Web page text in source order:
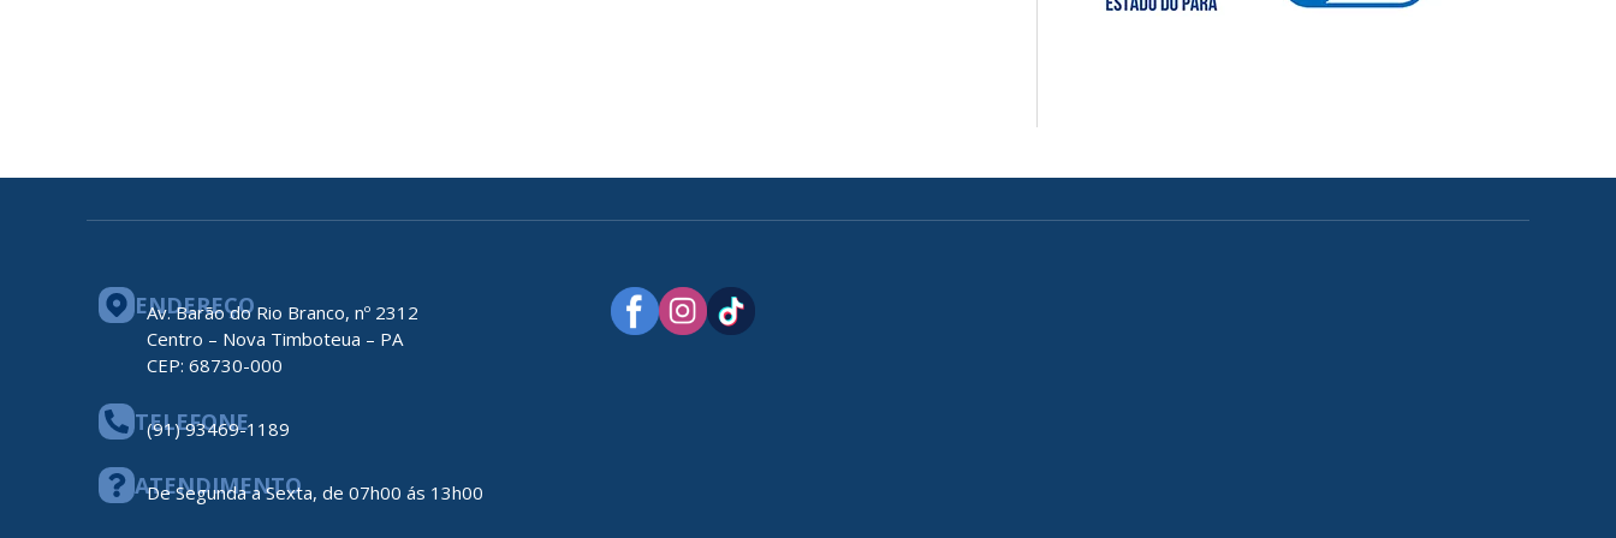
ENDEREÇO
Av. Barão do Rio Branco, nº 2312
Centro – Nova Timboteua – PA
CEP: 68730-000
TELEFONE
(91) 93469-1189
ATENDIMENTO
De Segunda a Sexta, de 07h00 ás 13h00